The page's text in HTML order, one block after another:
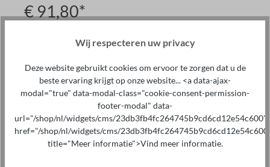
€ 91,80*
op voorraad
Meteen beschikbaar
Hoeveelheid
Toevoegen aan winkelmandje
Wij respecteren uw privacy
Deze website gebruikt cookies om ervoor te zorgen dat u de
beste ervaring krijgt op onze website... <a data-ajax-
modal="true" data-modal-class="cookie-consent-permission-
footer-modal" data-
url="/shop/nl/widgets/cms/23db3fb4fc264745b9cd6cd12e54c600"
href="/shop/nl/widgets/cms/
title="Meer informatie">Vind meer informatie.